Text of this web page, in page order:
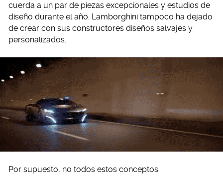
cuerda a un par de piezas excepcionales y estudios de
diseño durante el año. Lamborghini tampoco ha dejado
de crear con sus constructores diseños salvajes y
personalizados.
Por supuesto, no todos estos conceptos